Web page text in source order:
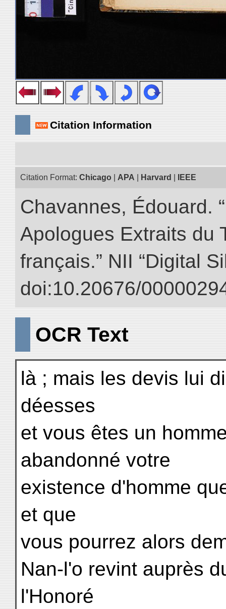
Citation Information
Citation Format: Chicago APA Harvard IEEE
Chavannes, Édouard.
Apologues Extraits du
français.” NII “Digital
doi:10.20676/
OCR Text
là ; mais les devis lui
déesses
et vous êtes un
abandonné votre
existence d'homme
et que
vous pourrez alors
Nan-l'o revint auprès
l'Honoré